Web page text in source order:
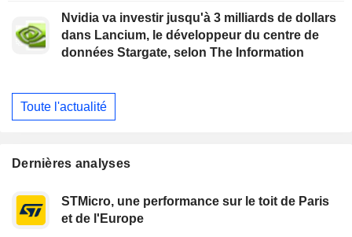
Nvidia va investir jusqu'à 3 milliards de dollars
dans Lancium, le développeur du centre de
données Stargate, selon The Information
Toute l'actualité
Dernières analyses
STMicro, une performance sur le toit de Paris
et de l'Europe